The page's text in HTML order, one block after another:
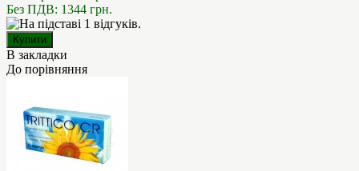
Без ПДВ: 1344 грн.
В закладки
До порівняння